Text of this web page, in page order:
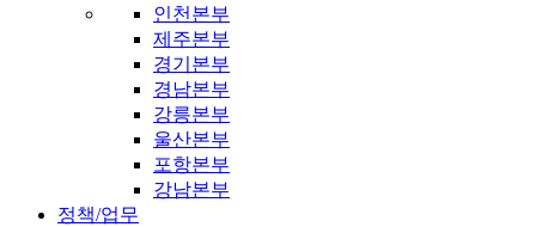
인천본부
제주본부
경기본부
경남본부
강릉본부
울산본부
포항본부
강남본부
정책/업무